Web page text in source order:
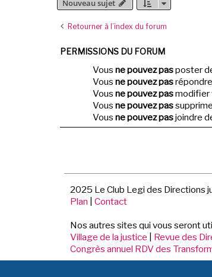
Nouveau sujet
Retourner à l’index du forum
PERMISSIONS DU FORUM
Vous ne pouvez pasposter
Vous ne pouvez pas
Vous ne pouvez pasmodifier
Vous ne pouvez pas
Vous ne pouvez pasjoindre
2025 Le Club Legi des Directions
Plan
Contact
Nos autres sites qui vous seront
Village de la justice
Revue des
Congrès annuel RDV des